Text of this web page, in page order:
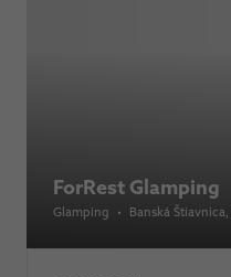
ForRest Glamping
Glamping • Banská Štiavnica